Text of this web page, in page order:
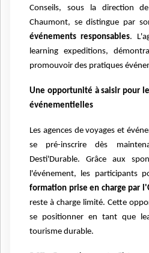
Conseils, sous la direction
Chaumont, se distingue par
événements responsables.
learning expeditions,
promouvoir des pratiques
Une opportunité à saisir pour
événementielles
Les agences de voyages et
se pré-inscrire dès
Desti'Durable. Grâce aux
l'événement, les participants
formation prise en charge par
reste à charge limité. Cette
se positionner en tant que
tourisme durable.